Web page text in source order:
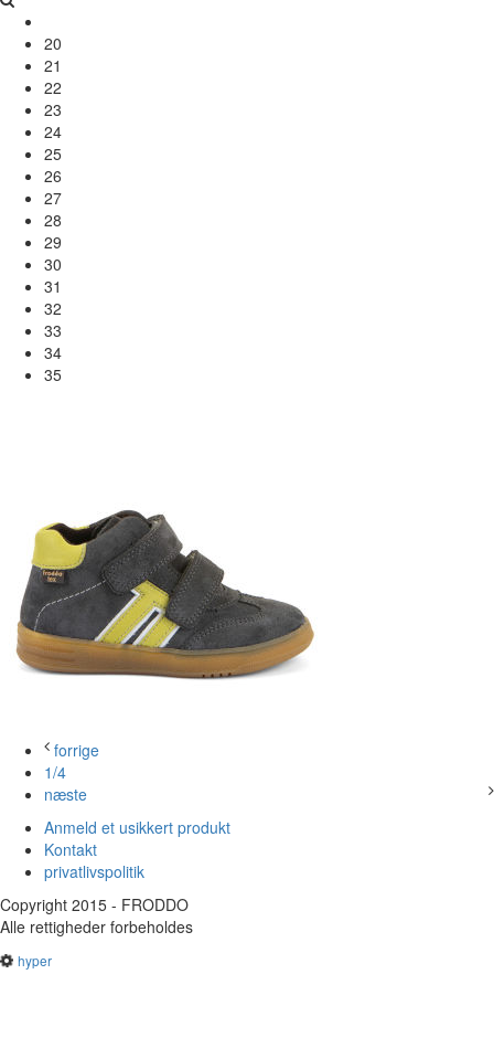
20
21
22
23
24
25
26
27
28
29
30
31
32
33
34
35
forrige
1/4
næste
Anmeld et usikkert produkt
Kontakt
privatlivspolitik
Copyright 2015 - FRODDO
Alle rettigheder forbeholdes
hyper